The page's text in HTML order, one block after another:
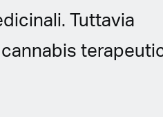
Tuttavia
cannabis